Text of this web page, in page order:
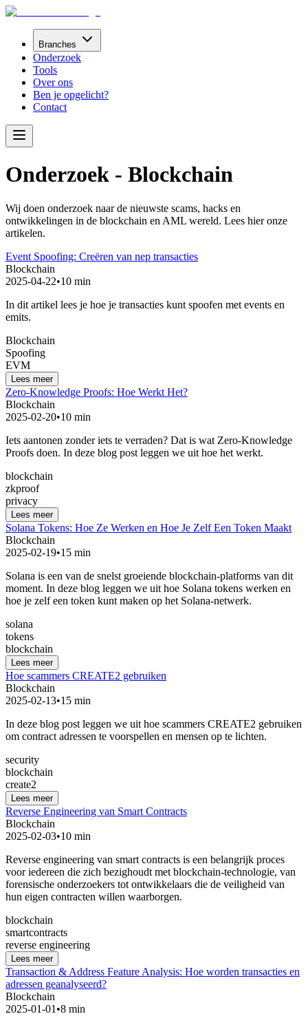
Branches
Onderzoek
Tools
Over ons
Ben je opgelicht?
Contact
Onderzoek - Blockchain
Wij doen onderzoek naar de nieuwste scams, hacks en
ontwikkelingen in de blockchain en AML wereld. Lees hier onze
artikelen.
Event Spoofing: Creëren van nep transacties
Blockchain
2025-04-22•10 min
In dit artikel lees je hoe je transacties kunt spoofen met events en
emits.
Blockchain
Spoofing
EVM
Lees meer
Zero-Knowledge Proofs: Hoe Werkt Het?
Blockchain
2025-02-20•10 min
Iets aantonen zonder iets te verraden? Dat is wat Zero-Knowledge
Proofs doen. In deze blog post leggen we uit hoe het werkt.
blockchain
zkproof
privacy
Lees meer
Solana Tokens: Hoe Ze Werken en Hoe Je Zelf Een Token Maakt
Blockchain
2025-02-19•15 min
Solana is een van de snelst groeiende blockchain-platforms van dit
moment. In deze blog leggen we uit hoe Solana tokens werken en
hoe je zelf een token kunt maken op het Solana-netwerk.
solana
tokens
blockchain
Lees meer
Hoe scammers CREATE2 gebruiken
Blockchain
2025-02-13•15 min
In deze blog post leggen we uit hoe scammers CREATE2 gebruiken
om contract adressen te voorspellen en mensen op te lichten.
security
blockchain
create2
Lees meer
Reverse Engineering van Smart Contracts
Blockchain
2025-02-03•10 min
Reverse engineering van smart contracts is een belangrijk proces
voor iedereen die zich bezighoudt met blockchain-technologie, van
forensische onderzoekers tot ontwikkelaars die de veiligheid van
hun eigen contracten willen waarborgen.
blockchain
smartcontracts
reverse engineering
Lees meer
Transaction & Address Feature Analysis: Hoe worden transacties en
adressen geanalyseerd?
Blockchain
2025-01-01 •8 min